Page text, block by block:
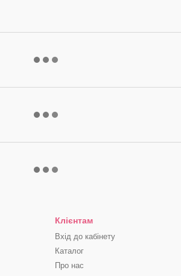
Клієнтам
Вхід до кабінету
Каталог
Про нас